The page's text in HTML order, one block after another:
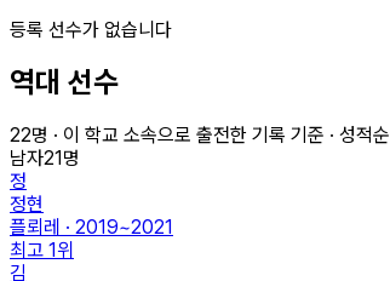
등록 선수가 없습니다
역대 선수
22명 · 이 학교 소속으로 출전한 기록 기준 · 성적순
남자21 명
정
정현
플뢰레 · 2019~2021
최고 1위
김